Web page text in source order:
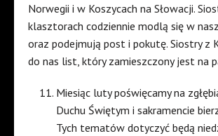
Norwegii i w Koszycach na Słowacji.
klasztorach codziennie modlą się w
oraz podejmują post i pokutę. Siostry z
do nas list, który zamieszczony jest na
Miesiąc luty poświęcamy na
Duchu Świętym i sakramencie
Tych tematów dotyczyć będą